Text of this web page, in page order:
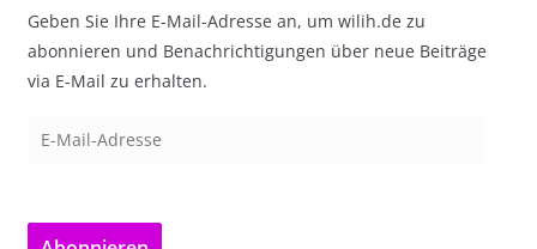
Geben Sie Ihre E-Mail-Adresse an, um wilih.de zu
abonnieren und Benachrichtigungen über neue Beiträge
via E-Mail zu erhalten.
a